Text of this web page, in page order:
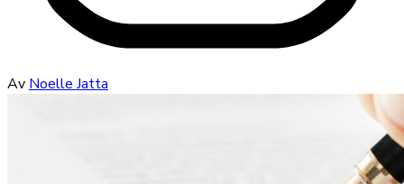
Av Noelle Jatta